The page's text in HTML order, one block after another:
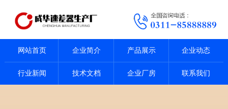
网站首页 企业简介 产品展示 企业动态
行业新闻 技术文档 企业厂房 联系我们